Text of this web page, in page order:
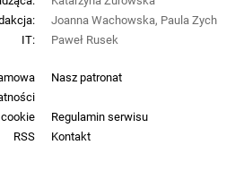
Nasz patronat
Regulamin serwisu
RSS
Kontakt
Joanna Wachowska, Paula Zych
IT:
Paweł Rusek